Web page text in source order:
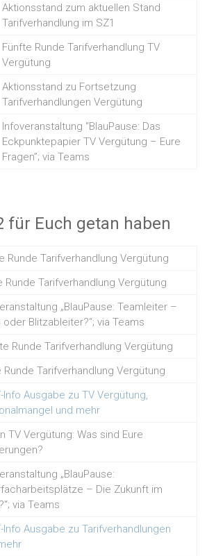
Aktionsstand zum aktuellen Stand
Tarifverhandlung im SZ1
Fünfte Runde Tarifverhandlung TV
Vergütung
Aktionsstand zu Fortsetzung
Tarifverhandlungen Vergütung
Infoveranstaltung “BlauPause: Das
Eckpunktepapier TV Vergütung – Eure
Fragen”; via Teams
für Euch getan haben
Runde Tarifverhandlung Vergütung
Runde Tarifverhandlung Vergütung
„BlauPause: Teamleiter –
oder Blitzableiter?“; via Teams
Runde Tarifverhandlung Vergütung
Runde Tarifverhandlung Vergütung
Info Ausgabe zu TV Vergütung,
und mehr
TV Vergütung: Was sind Eure
„BlauPause:
– Die Zukunft im
via Teams
Info Ausgabe zu Tarifverhandlungen